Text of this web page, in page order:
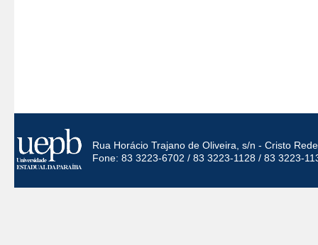
Rua Horácio Trajano de Oliveira, s/n - Cristo
Fone: 83 3223-6702 / 83 3223-1128 / 83 3223-